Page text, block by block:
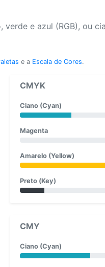
e azul (RGB), ou
e a Escala de Cores.
CMYK
Ciano (Cyan)
Magenta
Amarelo (Yellow)
Preto (Key)
CMY
Ciano (Cyan)